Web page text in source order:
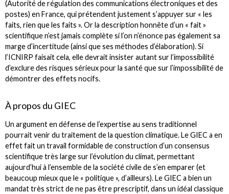
(Autorité de régulation des communications électroniques et des
postes) en France, qui prétendent justement s’appuyer sur « les
faits, rien que les faits ». Or la description honnête d’un « fait »
scientifique n’est jamais complète si l’on n’énonce pas également sa
marge d’incertitude (ainsi que ses méthodes d’élaboration). Si
l’ICNIRP faisait cela, elle devrait insister autant sur l’impossibilité
d’exclure des risques sérieux pour la santé que sur l’impossibilité de
démontrer des effets nocifs.
À propos du GIEC
Un argument en défense de l’expertise au sens traditionnel
pourrait venir du traitement de la question climatique. Le GIEC a en
effet fait un travail formidable de construction d’un consensus
scientifique très large sur l’évolution du climat, permettant
aujourd’hui à l’ensemble de la société civile de s’en emparer (et
beaucoup mieux que le « politique », d’ailleurs). Le GIEC a bien un
mandat très strict de ne pas être prescriptif, dans un idéal classique